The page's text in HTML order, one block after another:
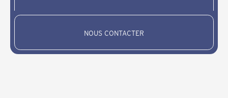
NOUS CONTACTER